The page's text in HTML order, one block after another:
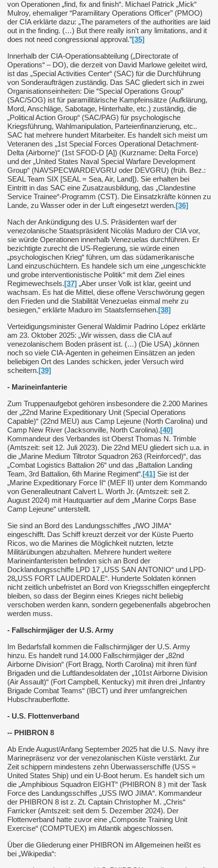
von Operationen „find, fix and finish“. Michael Patrick „Mick“
Mulroy, ehemaliger “Paramilitary Operations Officer” (PMOO)
der CIA erklärte dazu: „The parameters of the authorities are laid
out in the finding. (…) But there really isn't any limitations, and it
does not need congressional approval.”[35]
Innerhalb der CIA-Operationsabteilung („Directorate of
Operations“ – DO), die derzeit von David Marlowe geleitet wird,
ist das „Special Activities Center“ (SAC) für die Durchführung
von Sonderaufträgen zuständig. Das SAC gliedert sich in zwei
Organisationseinheiten: Die “Special Operations Group”
(SAC/SOG) ist für paramilitärische Kampfeinsätze (Aufklärung,
Mord, Anschläge, Sabotage, Hinterhalte, etc.) zuständig, die
„Political Action Group“ (SAC/PAG) für psychologische
Kriegsführung, Wahlmanipulation, Parteienfinanzierung, etc..
SAC hat mehrere hundert Mitarbeiter. Es handelt sich meist um
Veteranen des „1st Special Forces Operational Detachment-
Delta (Airborne)“ (1st SFOD-D [A]) (Kurzname: Delta Force)
und der „United States Naval Special Warfare Development
Group“ (NAVSPECWARDEVGRU oder DEVGRU) (früh. Bez.:
SEAL Team SIX [SEAL = Sea, Air, Land]). Sie erhalten bei
Eintritt in das SAC eine Zusatzausbildung, das „Clandestine
Service Trainee“-Programm (CST). Die Einsatzkräfte können zu
Lande, zu Wasser oder in der Luft eingesetzt werden.[36]
Nach der Ankündigung des U.S. Präsidenten warf der
venezolanische Staatspräsident Nicolás Maduro der CIA vor,
sie würde Operationen innerhalb Venezuelas durchführen. Er
bezichtigte zurecht die US-Regierung, sie würde einen
„psychologischen Krieg“ führen, um das südamerikanische
Land einzuschüchtern. Es handele sich um eine „ungeschickte
und grobe interventionistische Politik“ mit dem Ziel eines
Regimewechsels.[37] „Aber unser Volk ist klar, geeint und
wachsam. Es hat die Mittel, diese offene Verschwörung gegen
den Frieden und die Stabilität Venezuelas einmal mehr zu
besiegen,“ erklärte Maduro im Staatsfernsehen.[38]
Verteidigungsminister General Waldimir Padrino López erklärte
am 23. Oktober 2025: „Wir wissen, dass die CIA auf
venezolanischem Boden präsent ist. (…) (Die USA) „können
noch so viele CIA-Agenten in geheimen Einsätzen an jeden
beliebigen Ort des Landes schicken, jeder Versuch wird
scheitern.[39]
- Marineinfanterie
Zum Truppenaufgebot gehören insbesondere die 2.200 Marines
der „22nd Marine Expeditionary Unit (Special Operations
Capable)“ (22nd MEU) aus Camp Lejeune (North Carolina) und
Camp New River (Jacksonville, North Carolina).[40]
Kommandeur des Verbandes ist Oberst Thomas N. Trimble
(Amtszeit: seit 12. Juli 2023). Die 22nd MEU gliedert sich u.a. in
die „Marine Medium Tiltrotor Squadron 263 (Reinforced)“, das
„Combat Logistics Battalion 26“ und das „Battalion Landing
Team, 3rd Battalion, 6th Marine Regiment“.[41] Sie ist der
„Marine Expeditionary Force II“ (MEF II) unter dem Kommando
von Generalleutnant Calvert L. Worth Jr. (Amtszeit: seit 2.
August 2024) mit Hautquartier auf dem „Marine Corps Base
Camp Lejeune“ unterstellt.
Sie sind an Bord des Landungsschiffes „IWO JIMA“
eingeschifft. Das Schiff kreuzt derzeit vor der Küste Puerto
Ricos, wo die Marines die Möglichkeit nutzten, letzte
Militärübungen abzuhalten. Mehrere hundert weitere
Marineinfanteristen befinden sich an Bord der
Docklandungsschiffe LPD 17 „USS SAN ANTONIO“ und LPD-
28„USS FORT LAUDERDALE“. Hunderte Soldaten können
nicht zeitlich unbefristet an Bord von Kriegsschiffen eingepfercht
bleiben, so dass der Beginn eines Krieges nicht beliebig
verschoben werden kann, sondern gegebenenfalls abgebrochen
werden muss.
- Fallschirmjäger der U.S. Army
Im Bedarfsfall kommen die Fallschirmjäger der U.S. Army
hinzu. Es handelt rund 14.000 Fallschirmjäger der „82nd
Airborne Division“ (Fort Bragg, North Carolina) mit ihren fünf
Brigaden und die Luftlandesoldaten der „101st Airborne Division
(Air Assault)“ (Fort Campbell, Kentucky) mit ihren drei „Infantry
Brigade Combat Teams“ (IBCT) und ihrer umfangreichen
Hubschrauberflotte.
- U.S. Flottenverband
-- PHIBRON 8
Ab Ende August/Anfang September 2025 hat die U.S. Navy ihre
Marinepräsenz vor der venezolanischen Küste verstärkt. Zur
Zeit schippern mindestens zehn Überwasserschiffe (USS =
United States Ship) und ein U-Boot herum. Es handelt sich um
die „Amphibious Squadron EIGHT“ (PHIBRON 8 ) mit der Task
Force des Landungsschiffes „USS IWO JIMA“. Kommandeur
der PHIBRON 8 ist z. Zt. Captain Christopher M. „Chris“
Farricker (Amtszeit: seit dem 5. Dezember 2024). Der
Flottenverband hatte zuvor eine „Composite Training Unit
Exercise“ (COMPTUEX) im Atlantik abgeschlossen.
Über die Gliederung einer PHIBRON im Allgemeinen heißt es
bei „Wikipedia“: